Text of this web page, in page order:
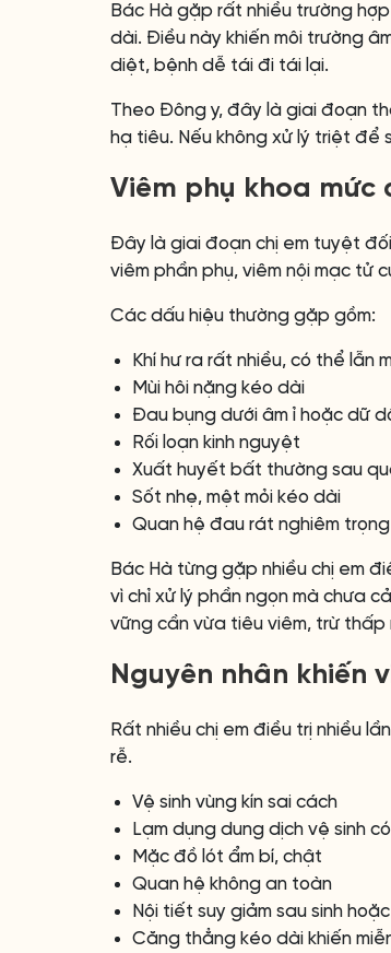
Bác Hà gặp rất nhiều trường
dài. Điều này khiến môi trường
diệt, bệnh dễ tái đi tái lại.
Theo Đông y, đây là giai đoạn
hạ tiêu. Nếu không xử lý triệt để
Viêm phụ khoa mức
Đây là giai đoạn chị em tuyệt
viêm phần phụ, viêm nội mạc tử
Các dấu hiệu thường gặp gồm:
Khí hư ra rất nhiều, có thể lẫn
Mùi hôi nặng kéo dài
Đau bụng dưới âm ỉ hoặc dữ
Rối loạn kinh nguyệt
Xuất huyết bất thường sau
Sốt nhẹ, mệt mỏi kéo dài
Quan hệ đau rát nghiêm trọng
Bác Hà từng gặp nhiều chị em
vì chỉ xử lý phần ngọn mà chưa
vững cần vừa tiêu viêm, trừ
Nguyên nhân khiến
Rất nhiều chị em điều trị nhiều
rễ.
Vệ sinh vùng kín sai cách
Lạm dụng dung dịch vệ sinh
Mặc đồ lót ẩm bí, chật
Quan hệ không an toàn
Nội tiết suy giảm sau sinh
Căng thẳng kéo dài khiến